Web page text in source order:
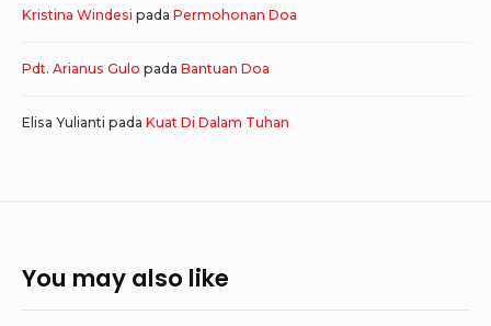
Kristina Windesi pada Permohonan Doa
Pdt. Arianus Gulo pada Bantuan Doa
Elisa Yulianti pada Kuat Di Dalam Tuhan
You may also like